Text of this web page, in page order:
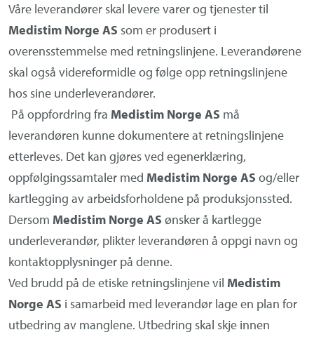
Våre leverandører skal levere varer og tjenester til
Medistim Norge AS som er produsert i
overensstemmelse med retningslinjene. Leverandørene
skal også videreformidle og følge opp retningslinjene
hos sine underleverandører.
På oppfordring fra Medistim Norge AS må
leverandøren kunne dokumentere at retningslinjene
etterleves. Det kan gjøres ved egenerklæring,
oppfølgingssamtaler med Medistim Norge AS og/eller
kartlegging av arbeidsforholdene på produksjonssted.
Dersom Medistim Norge AS ønsker å kartlegge
underleverandør, plikter leverandøren å oppgi navn og
kontaktopplysninger på denne.
Ved brudd på de etiske retningslinjene vil Medistim
Norge AS i samarbeid med leverandør lage en plan for
utbedring av manglene. Utbedring skal skje innen